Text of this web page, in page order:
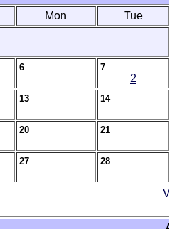
Mon Tue
6 7
2
13 14
20 21
27 28